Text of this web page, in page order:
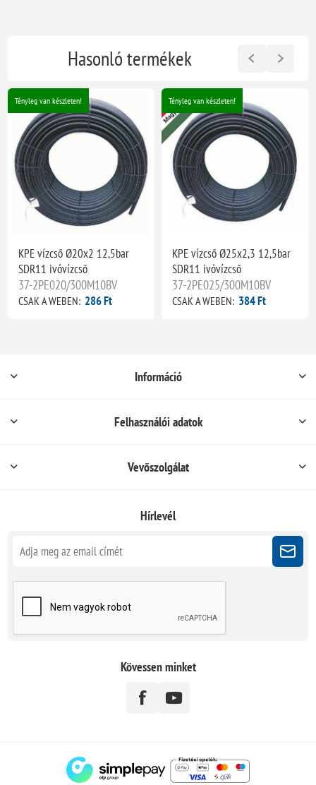
Hasonló termékek
Tényleg van készleten!
KPE vízcső Ø20x2 12,5bar
SDR11 ivóvízcső
37-2PE020/300M10BV
CSAK A WEBEN: 286 Ft
Tényleg van készleten!
KPE vízcső Ø25x2,3 12,5bar
SDR11 ivóvízcső
37-2PE025/300M10BV
CSAK A WEBEN: 384 Ft
Információ
Felhasználói adatok
Vevőszolgálat
Hírlevél
Kövessen minket